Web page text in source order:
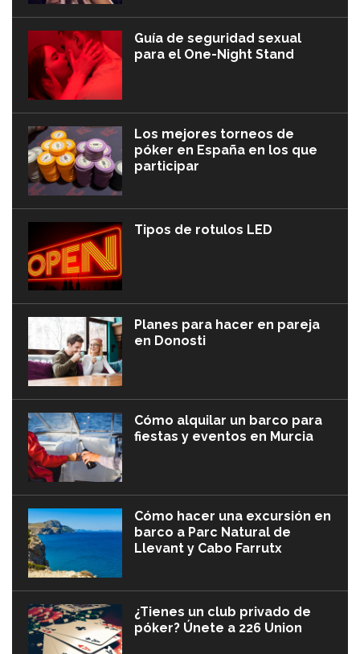
Guía de seguridad sexual
para el One-Night Stand
Los mejores torneos de
póker en España en los que
participar
Tipos de rotulos LED
Planes para hacer en pareja
en Donosti
Cómo alquilar un barco para
fiestas y eventos en Murcia
Cómo hacer una excursión en
barco a Parc Natural de
Llevant y Cabo Farrutx
¿Tienes un club privado de
póker? Únete a 226 Union